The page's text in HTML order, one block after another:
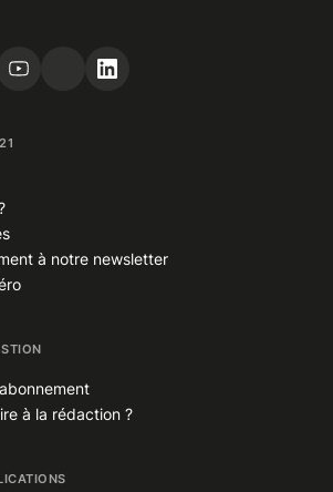
à notre newsletter
à la rédaction ?